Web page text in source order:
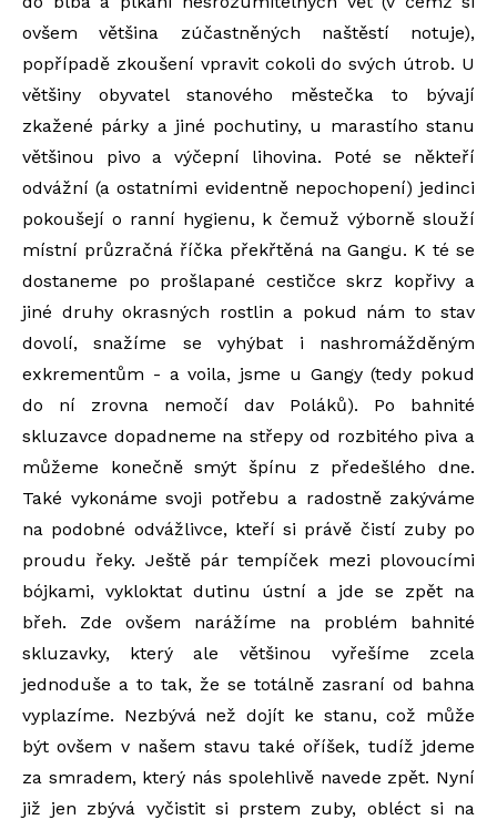
ovšem většina zúčastněných naštěstí notuje),
popřípadě zkoušení vpravit cokoli do svých útrob. U
většiny obyvatel stanového městečka to bývají
zkažené párky a jiné pochutiny, u marastího stanu
většinou pivo a výčepní lihovina. Poté se někteří
odvážní (a ostatními evidentně nepochopení) jedinci
pokoušejí o ranní hygienu, k čemuž výborně slouží
místní průzračná říčka překřtěná na Gangu. K té se
dostaneme po prošlapané cestičce skrz kopřivy a
jiné druhy okrasných rostlin a pokud nám to stav
dovolí, snažíme se vyhýbat i nashromážděným
exkrementům - a voila, jsme u Gangy (tedy pokud
do ní zrovna nemočí dav Poláků). Po bahnité
skluzavce dopadneme na střepy od rozbitého piva a
můžeme konečně smýt špínu z předešlého dne.
Také vykonáme svoji potřebu a radostně zakýváme
na podobné odvážlivce, kteří si právě čistí zuby po
proudu řeky. Ještě pár tempíček mezi plovoucími
bójkami, vykloktat dutinu ústní a jde se zpět na
břeh. Zde ovšem narážíme na problém bahnité
skluzavky, který ale většinou vyřešíme zcela
jednoduše a to tak, že se totálně zasraní od bahna
vyplazíme. Nezbývá než dojít ke stanu, což může
být ovšem v našem stavu také oříšek, tudíž jdeme
za smradem, který nás spolehlivě navede zpět. Nyní
již jen zbývá vyčistit si prstem zuby, obléct si na